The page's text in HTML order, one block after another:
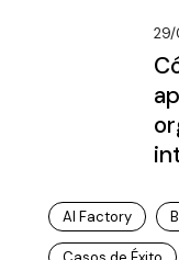
AI Factory